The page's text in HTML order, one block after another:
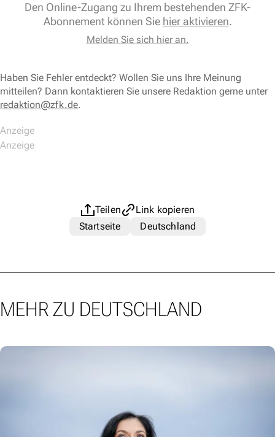
Den Online-Zugang zu Ihrem bestehenden ZFK-
Abonnement können Sie hier aktivieren.
Melden Sie sich hier an.
Haben Sie Fehler entdeckt? Wollen Sie uns Ihre Meinung
mitteilen? Dann kontaktieren Sie unsere Redaktion gerne unter
redaktion@zfk.de.
Teilen
Link kopieren
Startseite
Deutschland
MEHR ZU DEUTSCHLAND